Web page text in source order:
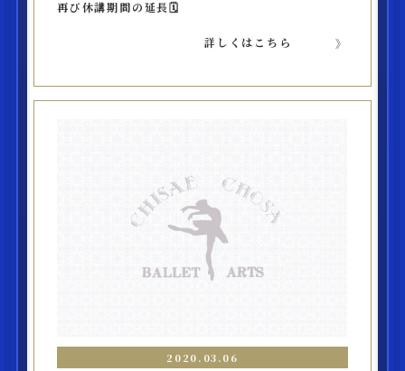
再び休講期間の延長🗓
詳しくはこちら
2020.03.06